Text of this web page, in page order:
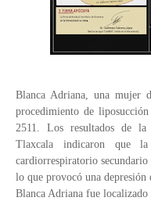
Blanca Adriana, una mujer
procedimiento de
2511. Los resultados de
Tlaxcala indicaron que
cardiorrespiratorio secundario
lo que provocó una
Blanca Adriana fue